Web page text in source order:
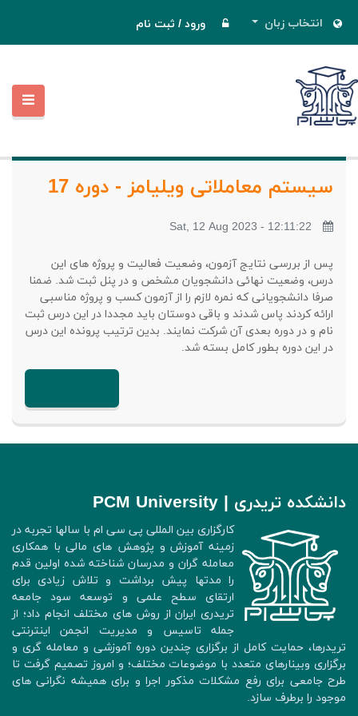
انتخاب زبان ورود / ثبت نام
سیستم معاملاتی ویلیامز - دوره 17
پس از بررسی نتایج آزمون، وضعیت فعالیت و پروژه های این
درس، وضعیت نهائی دانشجویان مشخص و در پنل ثبت شد. ضمنا
صرفا دانشجویانی که نمره لازم را از آزمون کسب و پروژه مناسبی
ارائه کردند پاس شدند و باقی دوستان باید مجددا در این درس ثبت
نام و در دوره بعدی آن شرکت نمایند. بدین ترتیب پرونده این درس
در این دوره بطور کامل بسته شد.
دانشکده تریدری | PCM University
کارگزاری بین المللی پی سی ام با سالها تجربه در
زمینه آموزش و پژوهش های مالی با همکاری
معامله گران و مدرسان شناخته شده اولین قدم
را مدتها پیش برداشت و تلاش زیادی برای
ارتقای سطح علمی و توسعه سود جامعه
تریدری ایران از روش های مختلف انجام داد؛ از
جمله تاسیس و مدیریت انجمن اینترنتی
تریدرها، حمایت کامل از برگزاری چندین دوره آموزشی و معامله گری و
برگزاری وبینارهای متعدد با موضوعات مختلف؛ و امروز تصمیم گرفت تا
طرح جامعی برای رفع مشکلات مذکور اجرا و برای همیشه نگرانی های
موجود را برطرف سازد.